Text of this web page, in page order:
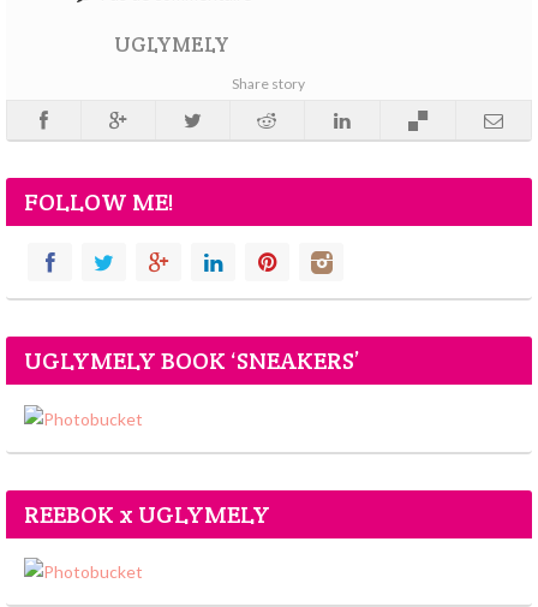
UGLYMELY
Share story
FOLLOW ME!
UGLYMELY BOOK ‘SNEAKERS’
REEBOK x UGLYMELY